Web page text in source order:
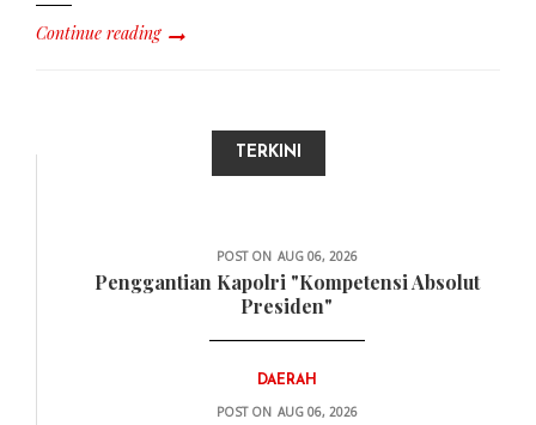
Continue reading
TERKINI
POST ON AUG 06, 2026
Penggantian Kapolri "Kompetensi Absolut
Presiden"
DAERAH
POST ON AUG 06, 2026